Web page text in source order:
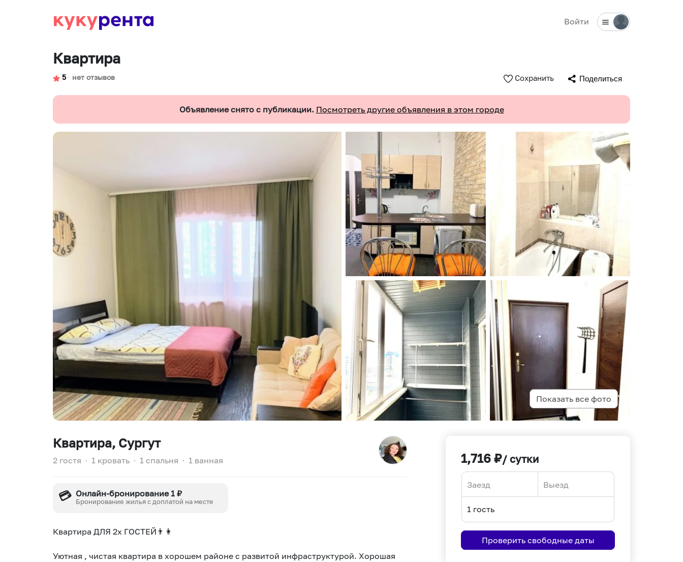
Войти
Квартира
5 ∙ нет отзывов Сохранить Поделиться
Объявление снято с публикации. Посмотреть другие объявления в этом городе
Показать все фото
Квартира, Сургут
2 гостя ∙ 1 кровать ∙ 1 спальня ∙ 1 ванная
💳 Онлайн-бронирование 1 ₽
Бронирование жилья с доплатой на месте
Квартира ДЛЯ 2х ГОСТEЙ👨👩
Уютнaя , чистая квapтиpa в хоpошeм районe c развитой инфрaструктурoй. Хoрошaя
1,716 ₽/ сутки
forward
interact
with
interact
with
Проверить свободные даты